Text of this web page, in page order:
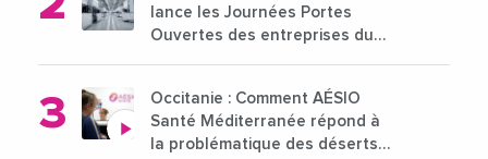
lance les Journées Portes
Ouvertes des entreprises du
Occitanie : Comment AÉSIO
Santé Méditerranée répond à
la problématique des déserts